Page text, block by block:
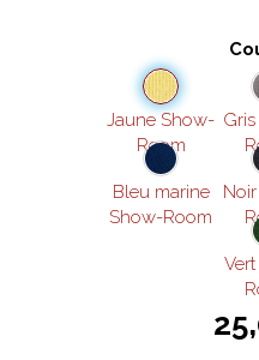
Jaune Show-
Room
Bleu marine
Show-Room